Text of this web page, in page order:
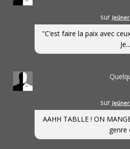
sur
"C’est faire la paix avec
Je...
sur
AAHH TABLLE ! ON
genre